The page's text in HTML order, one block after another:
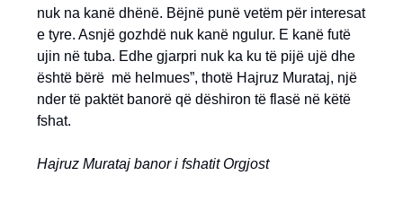
nuk na kanë dhënë. Bëjnë punë vetëm për interesat
e tyre. Asnjë gozhdë nuk kanë ngulur. E kanë futë
ujin në tuba. Edhe gjarpri nuk ka ku të pijë ujë dhe
është bërë më helmues”, thotë Hajruz Murataj, një
nder të paktët banorë që dëshiron të flasë në këtë
fshat.
Hajruz Murataj banor i fshatit Orgjost